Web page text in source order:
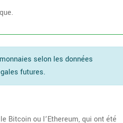
selon les données
futures.
Bitcoin ou l’Ethereum, qui ont été